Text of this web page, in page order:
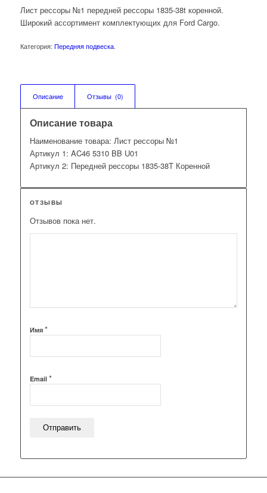
Лист рессоры №1 передней рессоры 1835-38t коренной.
Широкий ассортимент комплектующих для Ford Cargo.
Категория: Передняя подвеска.
Описание Отзывы  (0)
Описание товара
Наименование товара: Лист рессоры №1
Артикул 1: AC46 5310 BB U01
Артикул 2: Передней рессоры 1835-38T Коренной
ОТЗЫВЫ
Отзывов пока нет.
Имя *
Email *